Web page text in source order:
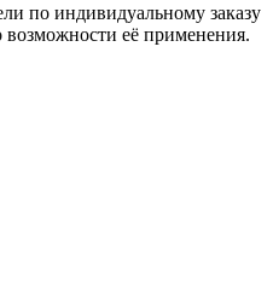
по индивидуальному заказу
возможности её применения.